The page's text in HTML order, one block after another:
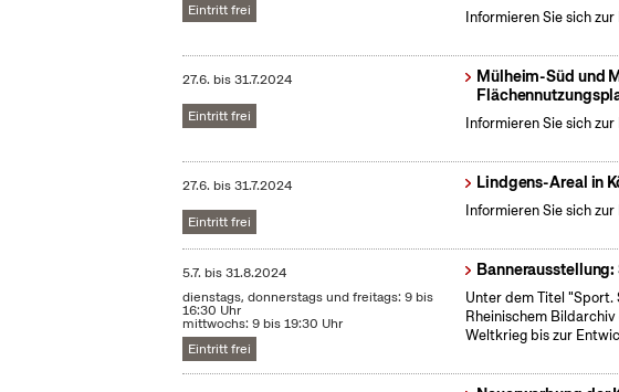
Eintritt frei Informieren Sie sich
27.6. bis31.7.2024
Eintritt frei
Mülheim-Süd und
Informieren Sie sich
27.6. bis31.7.2024
Eintritt frei
Lindgens-Areal in
Informieren Sie sich
5.7. bis31.8.2024
dienstags, donnerstags und freitags: 9 bis
16:30 Uhr
mittwochs: 9 bis 19:30 Uhr
Eintritt frei
Unter dem Titel "Sport.
Rheinischem
Weltkrieg bis zur